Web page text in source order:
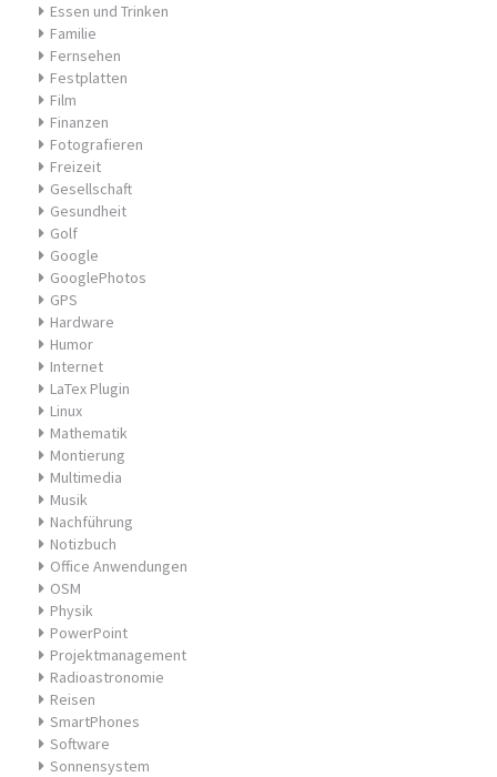
Essen und Trinken
Familie
Fernsehen
Festplatten
Film
Finanzen
Fotografieren
Freizeit
Gesellschaft
Gesundheit
Golf
Google
GooglePhotos
GPS
Hardware
Humor
Internet
LaTex Plugin
Linux
Mathematik
Montierung
Multimedia
Musik
Nachführung
Notizbuch
Office Anwendungen
OSM
Physik
PowerPoint
Projektmanagement
Radioastronomie
Reisen
SmartPhones
Software
Sonnensystem